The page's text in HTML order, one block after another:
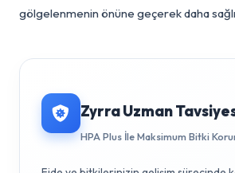
Ayrıca, bitkilerin sağlıklı
Budama, domates bitkisinde
ana gövdenin uç meristeminin
sürgünlerinin düzenli ve doğru
engelleyerek meyve üretimine
yeterli güneşlenme,